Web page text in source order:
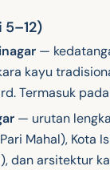
5–12)
—
kayu
Termasuk
— urutan
Mahal),
dan arsitektur